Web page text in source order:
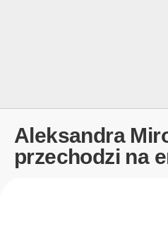
Aleksandra
przechodzi na